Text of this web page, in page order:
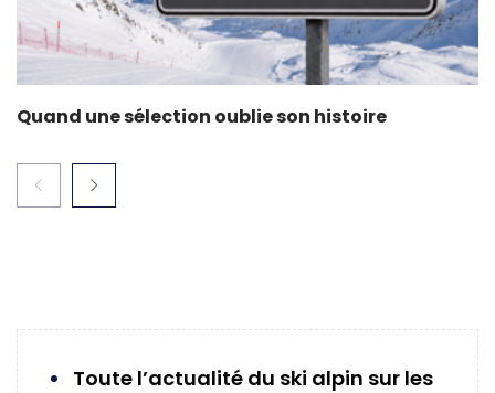
Quand une sélection oublie son histoire
Toute l’actualité du ski alpin sur les